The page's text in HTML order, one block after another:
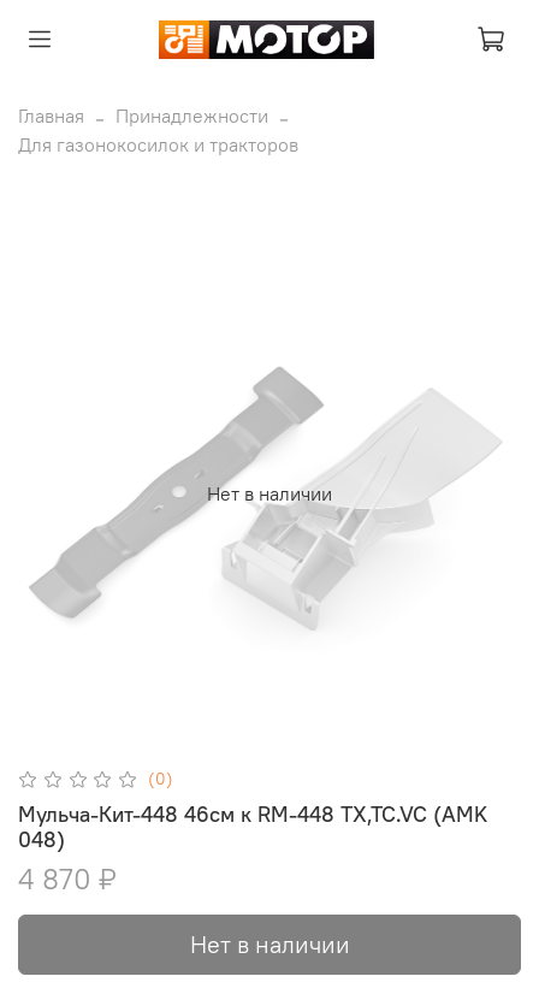
Главная
Принадлежности
Для газонокосилок и тракторов
Нет в наличии
(0)
Мульча-Кит-448 46см к RM-448 TX,TC.VC (AMK
048)
4 870 ₽
Нет в наличии